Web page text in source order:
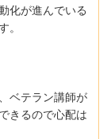
化が進んでいる
。
ベテラン講師が
きるので心配は